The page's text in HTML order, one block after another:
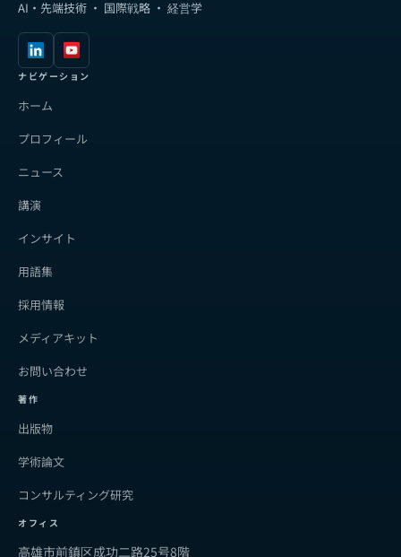
AI・先端技術 · 国際戦略 · 経営学
ナビゲーション
ホーム
プロフィール
ニュース
講演
インサイト
用語集
採用情報
メディアキット
お問い合わせ
著作
出版物
学術論文
コンサルティング研究
オフィス
高雄市前鎮区成功二路25号8階